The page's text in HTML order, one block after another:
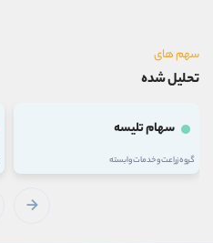
سهم های
تحلیل شده
سهام تلیسه
گروه زراعت و خدمات وابسته